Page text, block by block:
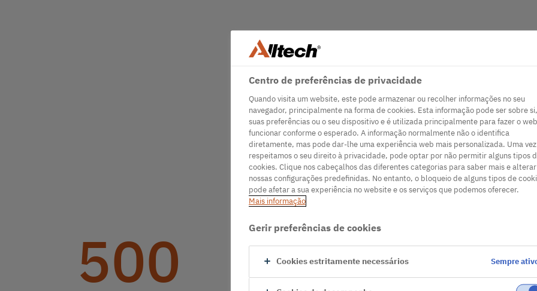
500
Centro de preferências de privacidade
Quando visita um website, este pode armazenar ou recolher informações no seu
navegador, principalmente na forma de cookies. Esta informação pode ser sobre
suas preferências ou o seu dispositivo e é utilizada principalmente para fazer o
funcionar conforme o esperado. A informação normalmente não o identifica
diretamente, mas pode dar-lhe uma experiência web mais personalizada. Uma
respeitamos o seu direito à privacidade, pode optar por não permitir alguns tipos
cookies. Clique nos cabeçalhos das diferentes categorias para saber mais e
nossas configurações predefinidas. No entanto, o bloqueio de alguns tipos de
pode afetar a sua experiência no website e os serviços que podemos oferecer.
Mais informação
Gerir preferências de cookies
Cookies estritamente necessários Sempre